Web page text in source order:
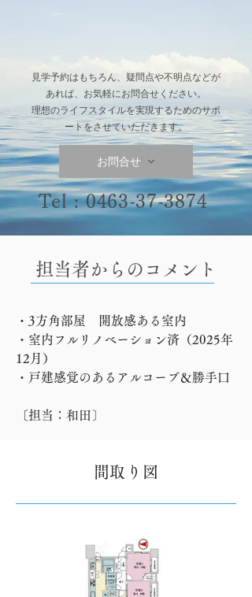
見学予約はもちろん、疑問点や不明点などが
あれば、お気軽にお問合せください。
理想のライフスタイルを実現するためのサポ
ートをさせていただきます。
お問合せ
Tel :0463-37-3874
担当者からのコメント
・3方角部屋　開放感ある室内
・室内フルリノベーション済（2025年
12月）
・戸建感覚のあるアルコーブ＆勝手口
〔担当：和田〕
間取り図